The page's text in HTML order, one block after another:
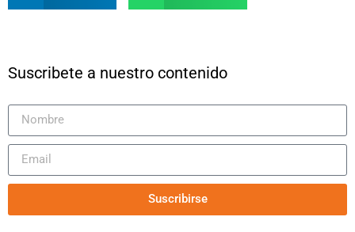
Suscribete a nuestro contenido
Suscribirse